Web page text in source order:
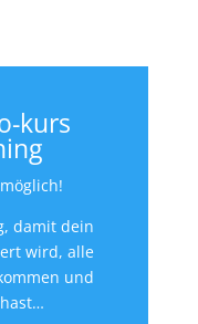
kurs
damit dein
wird, alle
und